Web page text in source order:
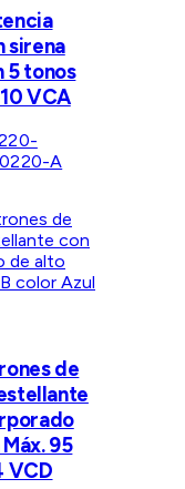
sirena
5 tonos
VCA
A
de
95
VCD